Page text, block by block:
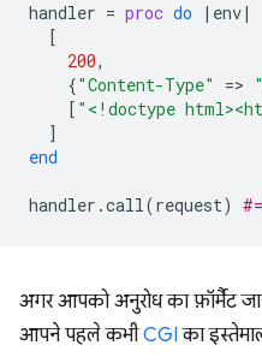
handler = proc do | env|
[
200,
{"Content-Type" =>
[ "<!doctype
]
end
handler .call(request)
अगर आपको अनुरोध का फ़ॉर्मैट
आपने पहले कभीCGI का